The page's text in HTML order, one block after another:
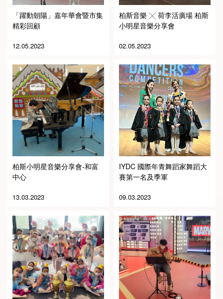
「躍動朝陽」嘉年華會暨市集
精彩回顧
12.05.2023
柏斯音樂 ╳ 荷李活廣場 柏斯
小明星音樂分享會
02.05.2023
柏斯小明星音樂分享會-和富
中心
13.03.2023
IYDC 國際年青舞蹈家舞蹈大
賽第一名及季軍
09.03.2023
English
华北区